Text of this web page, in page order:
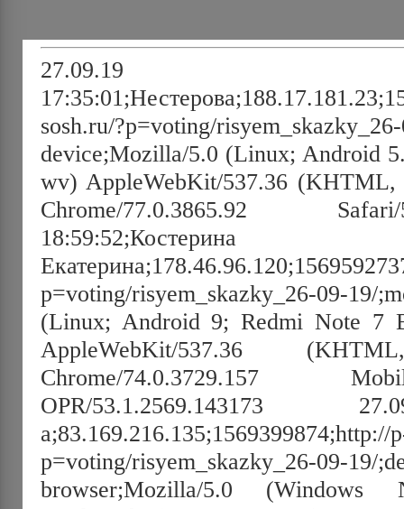
27.09.19
sosh.ru/?p=voting/
device;Mozilla/5.0 (Linux; Android
wv) AppleWebKit/537.36 (KHTML,
Chrome/77.0.3865.92
18:59:52;Костерина
p=voting/risyem_skazky_26-09-19/
(Linux; Android 9; Redmi Note 7
AppleWebKit/537.36
Chrome/74.0.3729.157
OPR/53.1.2569.143173
а;83.169.216.135;1569399874;http://
p=voting/risyem_skazky_26-09-19/
browser;Mozilla/5.0